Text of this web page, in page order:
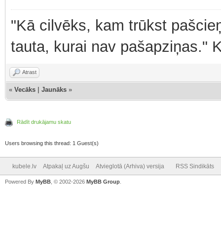
"Kā cilvēks, kam trūkst
tauta, kurai nav pašapziņas."
Atrast
« Vecāks Jaunāks »
Rādīt drukājamu skatu
Users browsing this thread: 1 Guest(s)
kubele.lv Atpakaļ uz Augšu Atvieglotā (Arhiva) versija RSS Sindikāts
Powered By MyBB , © 2002-2026 MyBB Group